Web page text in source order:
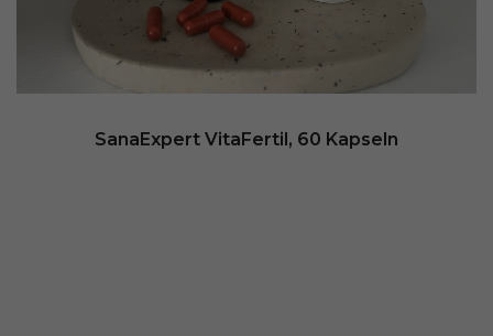
SanaExpert VitaFertil, 60 Kapseln